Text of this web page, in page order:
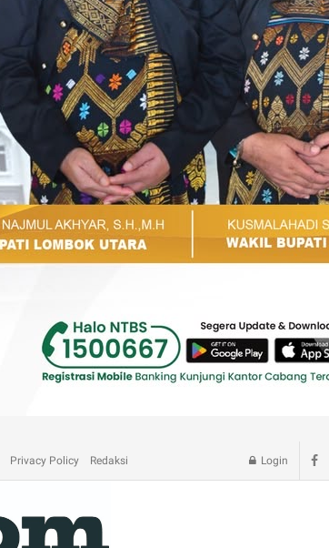
Privacy Policy Redaksi Login